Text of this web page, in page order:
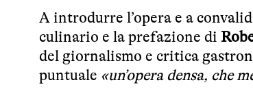
A introdurre l’opera e a
culinario e la prefazione di
del giornalismo e critica
puntuale «un’opera densa, che